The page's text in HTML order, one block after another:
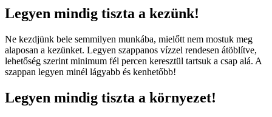
Legyen mindig tiszta a kezünk!
Ne kezdjünk bele semmilyen munkába, mielőtt nem mostuk meg
alaposan a kezünket. Legyen szappanos vízzel rendesen átöblítve,
lehetőség szerint minimum fél percen keresztül tartsuk a csap alá. A
szappan legyen minél lágyabb és kenhetőbb!
Legyen mindig tiszta a környezet!